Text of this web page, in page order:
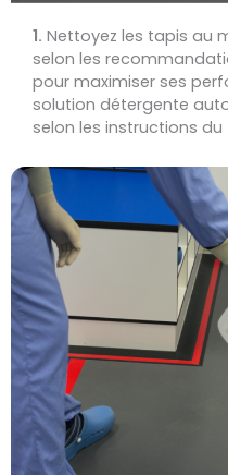
1. Nettoyez les tapis au
selon les
pour maximiser ses
solution détergente
selon les instructions